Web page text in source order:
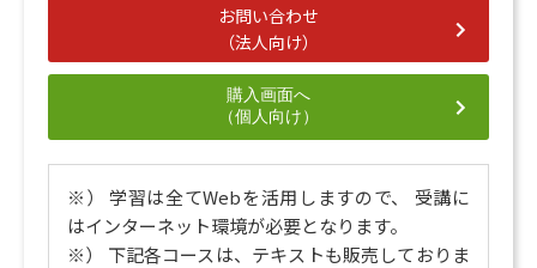
お問い合わせ
（法人向け）
購入画面へ
（個人向け）
※） 学習は全てWebを活用しますので、 受講に
はインターネット環境が必要となります。
※） 下記各コースは、テキストも販売しておりま